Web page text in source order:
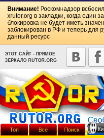
Внимание! Роскомнадзор
xrutor.org в закладки, когда один
блокировка не будет иметь
заблокирован в РФ и теперь для
данный ресурс
ЭТОТ САЙТ - ПРЯМОЕ
ЗЕРКАЛО RUTOR.ORG